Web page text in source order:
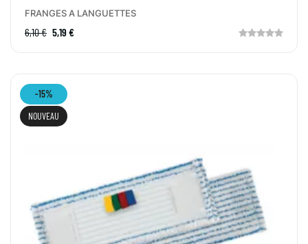
FRANGES A LANGUETTES
6,10 € 5,19 €
-15%
NOUVEAU